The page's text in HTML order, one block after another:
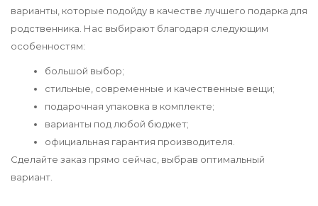
варианты, которые подойду в качестве лучшего подарка для
родственника. Нас выбирают благодаря следующим
особенностям:
большой выбор;
стильные, современные и качественные вещи;
подарочная упаковка в комплекте;
варианты под любой бюджет;
официальная гарантия производителя.
Сделайте заказ прямо сейчас, выбрав оптимальный
вариант.